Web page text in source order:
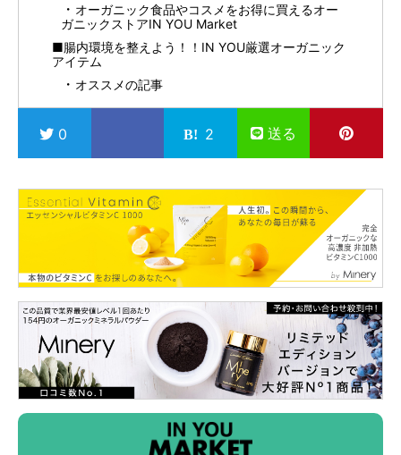
オーガニック食品やコスメをお得に買えるオー
ガニックストアIN YOU Market
■腸内環境を整えよう！！IN YOU厳選オーガニック
アイテム
オススメの記事
0 2 送る